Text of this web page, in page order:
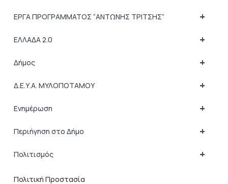
+
ΕΡΓΑ ΠΡΟΓΡΑΜΜΑΤΟΣ “ΑΝΤΩΝΗΣ ΤΡΙΤΣΗΣ”
+
ΕΛΛΑΔΑ 2.0
+
Δήμος
+
Δ.Ε.Υ.Α. ΜΥΛΟΠΟΤΑΜΟΥ
+
Ενημέρωση
+
Περιήγηση στο Δήμο
+
Πολιτισμός
Πολιτική Προστασία